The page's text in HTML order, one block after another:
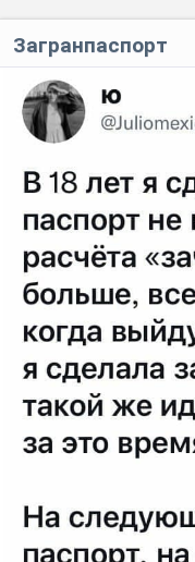
Загранпаспорт